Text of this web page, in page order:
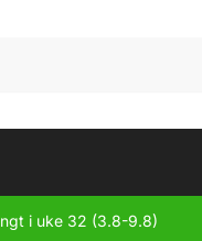
i uke 32 (3.8-9.8)